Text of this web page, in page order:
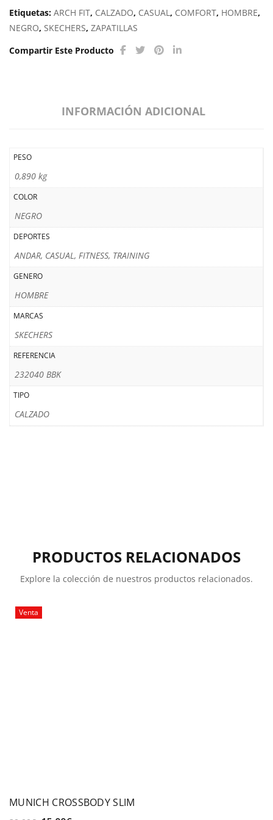
Etiquetas: ARCH FIT, CALZADO, CASUAL, COMFORT, HOMBRE,
NEGRO, SKECHERS, ZAPATILLAS
Compartir Este Producto
INFORMACIÓN ADICIONAL
PESO
0,890 kg
COLOR
NEGRO
DEPORTES
ANDAR, CASUAL, FITNESS, TRAINING
GENERO
HOMBRE
MARCAS
SKECHERS
REFERENCIA
232040 BBK
TIPO
CALZADO
PRODUCTOS RELACIONADOS
Explore la colección de nuestros productos relacionados.
Venta
MUNICH CROSSBODY SLIM